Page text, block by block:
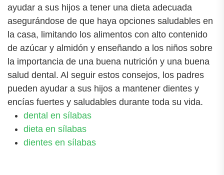
ayudar a sus hijos a tener una dieta adecuada
asegurándose de que haya opciones saludables en
la casa, limitando los alimentos con alto contenido
de azúcar y almidón y enseñando a los niños sobre
la importancia de una buena nutrición y una buena
salud dental. Al seguir estos consejos, los padres
pueden ayudar a sus hijos a mantener dientes y
encías fuertes y saludables durante toda su vida.
dental en sílabas
dieta en sílabas
dientes en sílabas